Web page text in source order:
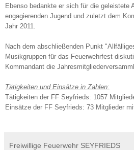
Ebenso bedankte er sich für die geleistete
engagierenden Jugend und zuletzt dem
Jahr 2011.
Nach dem abschließenden Punkt
Musikgruppen für das Feuerwehrfest
Kommandant die
Tätigkeiten und Einsätze in Zahlen:
Tätigkeiten der FF Seyfrieds: 1057
Einsätze der FF Seyfrieds: 73 Mitglieder
Freiwillige Feuerwehr SEYFRIEDS